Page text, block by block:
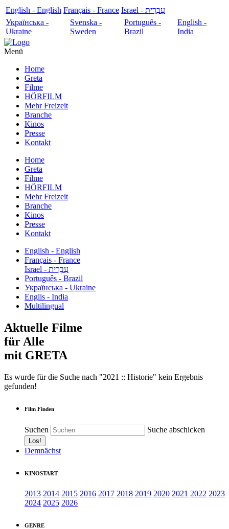
English - English Français - France
עִבְרִית - Israel
Українська -
Ukraine
Svenska -
Sweden
Português -
Brazil
English -
India
Menü
Home
Greta
Filme
HÖRFILM
Mehr Freizeit
Branche
Kinos
Presse
Kontakt
Home
Greta
Filme
HÖRFILM
Mehr Freizeit
Branche
Kinos
Presse
Kontakt
English - English
Français - France
עִבְרִית - Israel
Português - Brazil
Українська - Ukraine
Englis - India
Multilingual
Aktuelle Filme
für Alle
mit GRETA
Es wurde für die Suche nach "2021 :: Historie" kein Ergebnis
gefunden!
Film Finden
Suchen Suche abschicken
Demnächst
KINOSTART
2013 2014 2015 2016 2017 2018 2019 2020 2021 2022 2023
2024 2025 2026
GENRE